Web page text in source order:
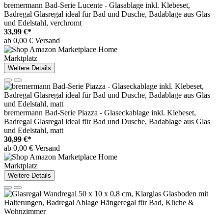
bremermann Bad-Serie Lucente - Glasablage inkl. Klebeset,
Badregal Glasregal ideal für Bad und Dusche, Badablage aus Glas
und Edelstahl, verchromt
33,99 €*
ab 0,00 € Versand
Marktplatz
Weitere Details
bremermann Bad-Serie Piazza - Glaseckablage inkl. Klebeset,
Badregal Glasregal ideal für Bad und Dusche, Badablage aus Glas
und Edelstahl, matt
30,99 €*
ab 0,00 € Versand
Marktplatz
Weitere Details